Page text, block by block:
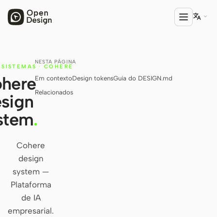
PRODUTO
Open Design
HTML Anything
HTML Video
Codex Slides
Open Design Plugin
Codex
Cursor Agent

NESTA PÁGINA
Em contextoDesign tokensGuia do DESIGN.md
Relacionados
SISTEMAS · COHERE
.
Cohere
design
system —
Plataforma
de IA
empresarial.